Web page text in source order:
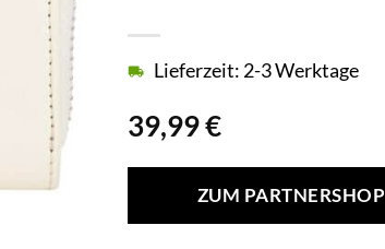
39,99€
Lieferzeit: 2-3 Werktage
ZUM PARTNERSHOP